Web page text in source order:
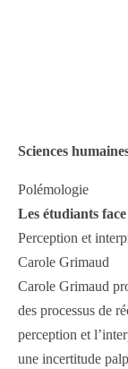
Sciences
Polémologie
Les étudiants
Perception et
Carole Grimaud
Carole Grimaud
des processus de
perception et
une incertitude